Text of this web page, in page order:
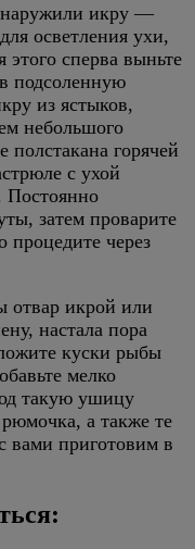
икру —
осветления ухи,
сперва выньте
подсоленную
из ястыков,
небольшого
полстакана горячей
с ухой
Постоянно
затем проварите
процедите через
отвар икрой или
настала пора
куски рыбы
мелко
такую ушицу
а также те
вами приготовим в